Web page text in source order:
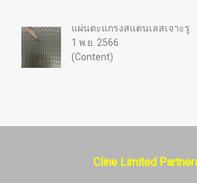
แผ่นตะแกรงสแตนเลสเจาะรู
1 พ.ย. 2566
(Content)
Cline Limited